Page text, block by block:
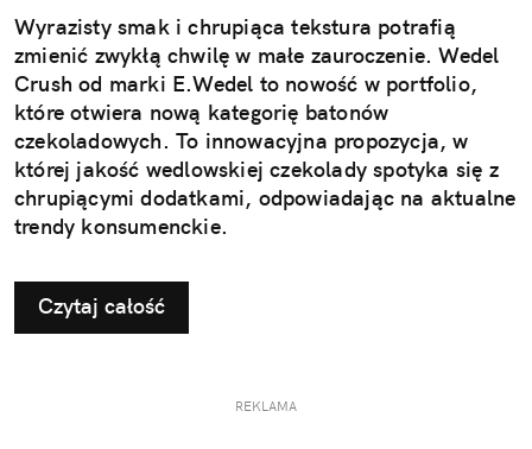
Wyrazisty smak i chrupiąca tekstura potrafią
zmienić zwykłą chwilę w małe zauroczenie. Wedel
Crush od marki E.Wedel to nowość w portfolio,
które otwiera nową kategorię batonów
czekoladowych. To innowacyjna propozycja, w
której jakość wedlowskiej czekolady spotyka się z
chrupiącymi dodatkami, odpowiadając na aktualne
trendy konsumenckie.
Czytaj całość
REKLAMA